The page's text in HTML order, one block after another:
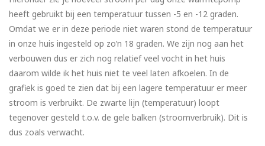
heeft gebruikt bij een temperatuur tussen -5 en -12 graden.
Omdat we er in deze periode niet waren stond de temperatuur
in onze huis ingesteld op zo’n 18 graden. We zijn nog aan het
verbouwen dus er zich nog relatief veel vocht in het huis
daarom wilde ik het huis niet te veel laten afkoelen. In de
grafiek is goed te zien dat bij een lagere temperatuur er meer
stroom is verbruikt. De zwarte lijn (temperatuur) loopt
tegenover gesteld t.o.v. de gele balken (stroomverbruik). Dit is
dus zoals verwacht.